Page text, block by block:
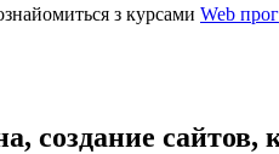
з курсами Web
создание сайтов,